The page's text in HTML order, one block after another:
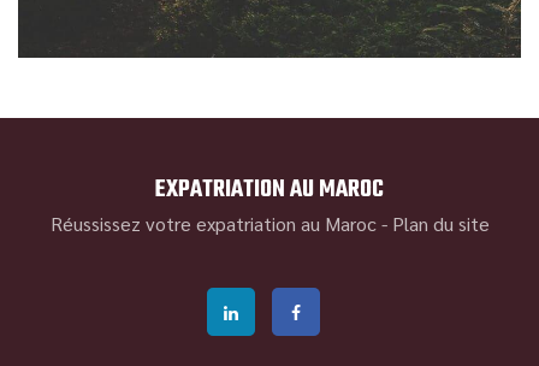
EXPATRIATION AU MAROC
Réussissez votre expatriation au Maroc - Plan du site